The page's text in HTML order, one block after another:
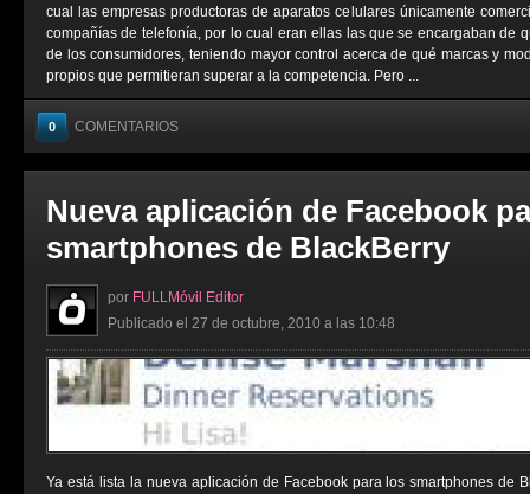
cual las empresas productoras de aparatos celulares únicamente
compañías de telefonía, por lo cual eran ellas las que se encargaban de
de los consumidores, teniendo mayor control acerca de qué marcas y
propios que permitieran superar a la competencia. Pero ...
0 COMENTARIOS
Nueva aplicación de Facebook
smartphones de BlackBerry
por FULLMóvil Editor
Publicado el 27 de octubre, 2010 a las 10:48
Ya está lista la nueva aplicación de Facebook para los smartphones de